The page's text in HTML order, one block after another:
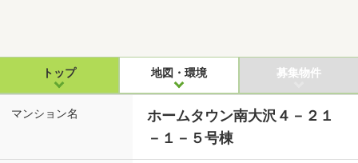
トップ 地図・環境 募集物件
マンション名
ホームタウン南大沢４－２１
－１－５号棟